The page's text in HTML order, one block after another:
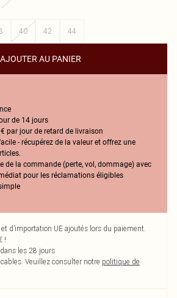
40 42 44
AJOUTER AU PANIER
de 14 jours
par jour de retard de livraison
- récupérez de la valeur et offrez une
de la commande (perte, vol, dommage) avec
pour les réclamations éligibles
d’importation UE ajoutés lors du paiement.
!
les 28 jours
Veuillez consulter notre politique de